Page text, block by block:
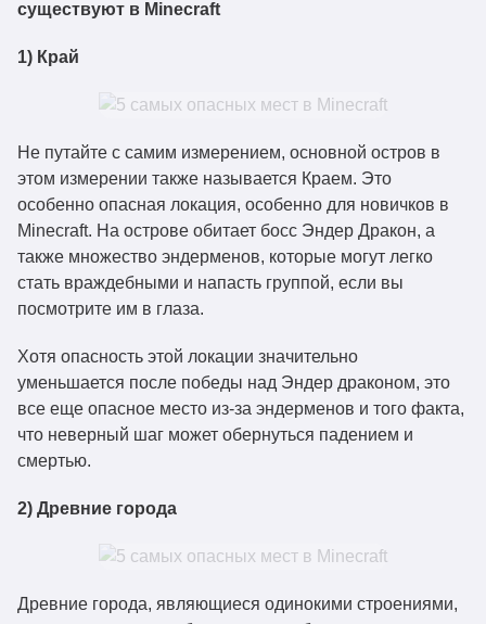
существуют в Minecraft
1) Край
Не путайте с самим измерением, основной остров в
этом измерении также называется Краем. Это
особенно опасная локация, особенно для новичков в
Minecraft. На острове обитает босс Эндер Дракон, а
также множество эндерменов, которые могут легко
стать враждебными и напасть группой, если вы
посмотрите им в глаза.
Хотя опасность этой локации значительно
уменьшается после победы над Эндер драконом, это
все еще опасное место из-за эндерменов и того факта,
что неверный шаг может обернуться падением и
смертью.
2) Древние города
Древние города, являющиеся одинокими строениями,